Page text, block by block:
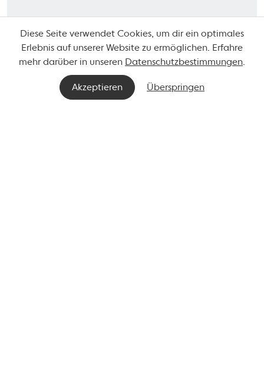
Diese Seite verwendet Cookies, um dir ein optimales
Erlebnis auf unserer Website zu ermöglichen. Erfahre
mehr darüber in unseren Datenschutzbestimmungen.
Akzeptieren Überspringen